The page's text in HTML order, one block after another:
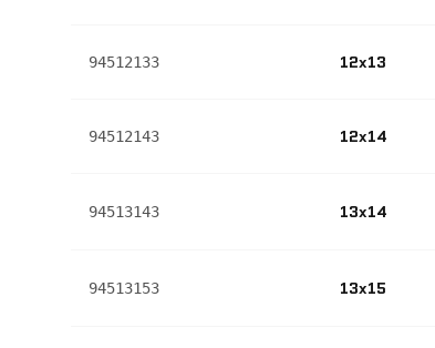
94512133 12x13
94512143 12x14
94513143 13x14
94513153 13x15